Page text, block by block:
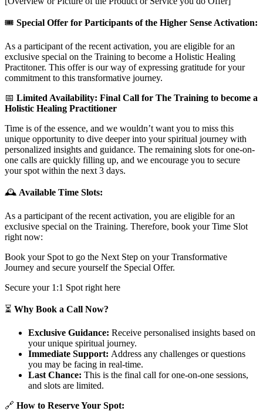
🎟️ Special Offer for Participants of the Higher Sense Activation:
As a participant of the recent activation, you are eligible for an
exclusive special on the Training to become a Holistic Healing
Practitoner. This offer is our way of expressing gratitude for your
commitment to this transformative journey.
📅 Limited Availability: Final Call for The Training to become a
Holistic Healing Practitioner
Time is of the essence, and we wouldn’t want you to miss this
unique opportunity to dive deeper into your spiritual journey with
personalized insights and guidance. The remaining slots for one-on-
one calls are quickly filling up, and we encourage you to secure
your spot within the next 3 days.
🕰️ Available Time Slots:
As a participant of the recent activation, you are eligible for an
exclusive special on the Training. Therefore, book your Time Slot
right now:
Book your Spot to go the Next Step on your Transformative
Journey and secure yourself the Special Offer.
Secure your 1:1 Spot right here
⏳ Why Book a Call Now?
Exclusive Guidance: Receive personalised insights based on
your unique spiritual journey.
Immediate Support: Address any challenges or questions
you may be facing in real-time.
Last Chance: This is the final call for one-on-one sessions,
and slots are limited.
🔗 How to Reserve Your Spot: